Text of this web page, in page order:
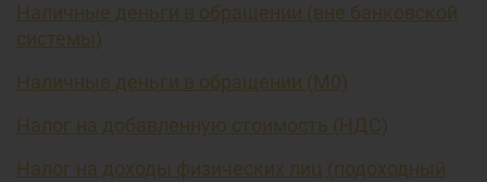
Наличные деньги в обращении (вне банковской
системы)
Наличные деньги в обращении (М0)
Налог на добавленную стоимость (НДС)
Налог на доходы физических лиц (подоходный